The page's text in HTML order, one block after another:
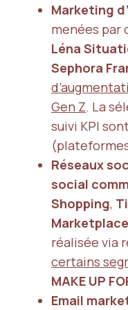
Marketing
menées par
Léna
Sephora
Gen Z. La
suivi KPI
Réseaux
social
Shopping,
Marketplace
réalisée via
certains
MAKE UP
Email